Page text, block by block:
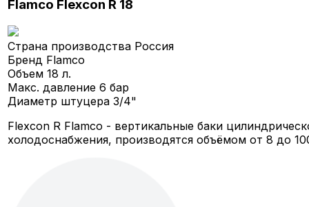
Flamco Flexcon R 18
Страна производства Россия
Бренд Flamco
Объем18 л.
Макс. давление6 бар
Диаметр штуцера3/4"
Flexcon R Flamco - вертикальные баки
холодоснабжения, производятся объёмом от 8 до